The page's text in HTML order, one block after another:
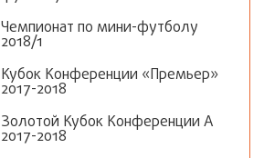
Чемпионат по мини-футболу
2018/1
Кубок Конференции «Премьер»
2017-2018
Золотой Кубок Конференции А
2017-2018